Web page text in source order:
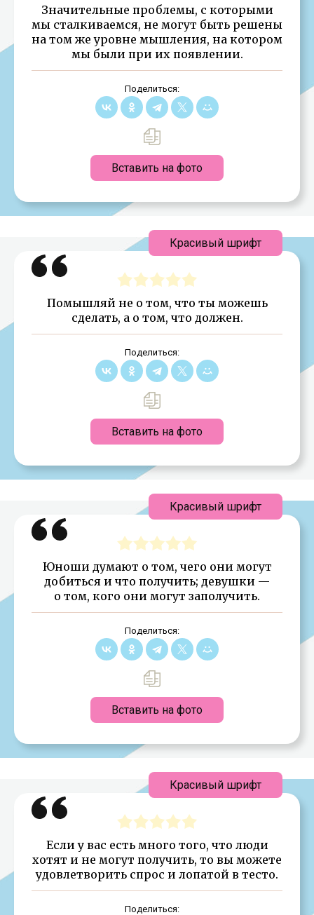
Значительные проблемы, с которыми
мы сталкиваемся, не могут быть решены
на том же уровне мышления, на котором
мы были при их появлении.
Поделиться:
Вставить на фото
Помышляй не о том, что ты можешь
сделать, а о том, что должен.
Поделиться:
Вставить на фото
Красивый шрифт
Юноши думают о том, чего они могут
добиться и что получить; девушки —
о том, кого они могут заполучить.
Поделиться:
Вставить на фото
Красивый шрифт
Если у вас есть много того, что люди
хотят и не могут получить, то вы можете
удовлетворить спрос и лопатой в тесто.
Поделиться:
Красивый шрифт